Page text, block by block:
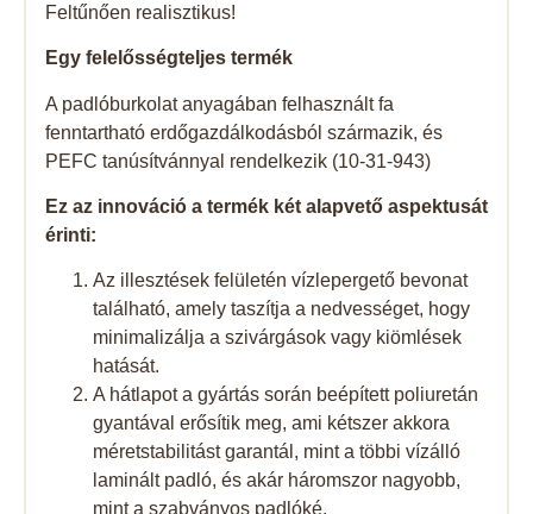
Feltűnően realisztikus!
Egy felelősségteljes termék
A padlóburkolat anyagában felhasznált fa
fenntartható erdőgazdálkodásból származik, és
PEFC tanúsítvánnyal rendelkezik (10-31-943)
Ez az innováció a termék két alapvető aspektusát
érinti:
Az illesztések felületén vízlepergető bevonat
található, amely taszítja a nedvességet, hogy
minimalizálja a szivárgások vagy kiömlések
hatását.
A hátlapot a gyártás során beépített poliuretán
gyantával erősítik meg, ami kétszer akkora
méretstabilitást garantál, mint a többi vízálló
laminált padló, és akár háromszor nagyobb,
mint a szabványos padlóké.